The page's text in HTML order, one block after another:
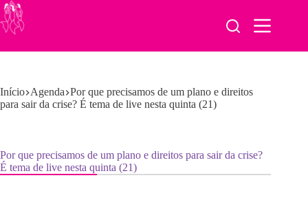
Pular
para
o
Início Agenda Por que precisamos de um plano e direitos
para sair da crise? É tema de live nesta quinta (21)
Por que precisamos de um plano e direitos para sair da crise?
É tema de live nesta quinta (21)